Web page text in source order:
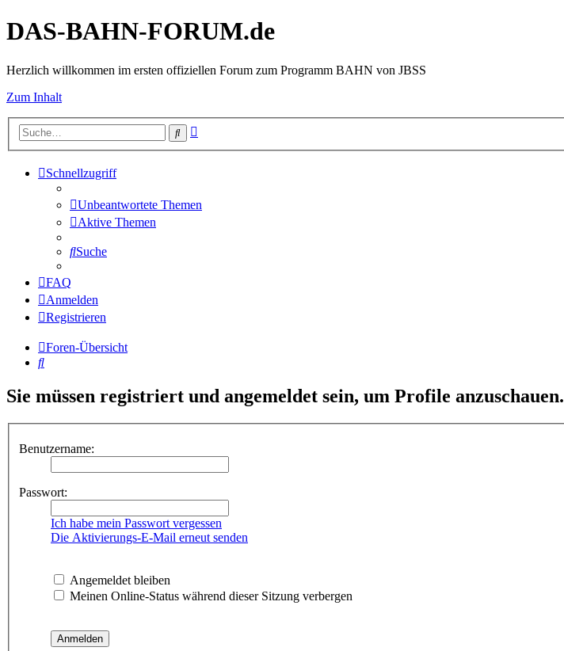
DAS-BAHN-FORUM.de
Herzlich willkommen im ersten offiziellen Forum zum Programm BAHN von JBSS
Zum Inhalt
Suche
Schnellzugriff
Unbeantwortete Themen
Aktive Themen
Suche
FAQ
Anmelden
Registrieren
Foren-Übersicht
Suche
Sie müssen registriert und angemeldet sein, um Profile anzuschauen.
Benutzername:
Passwort:
Ich habe mein Passwort vergessen
Die Aktivierungs-E-Mail erneut senden
Angemeldet bleiben
Meinen Online-Status während dieser Sitzung verbergen